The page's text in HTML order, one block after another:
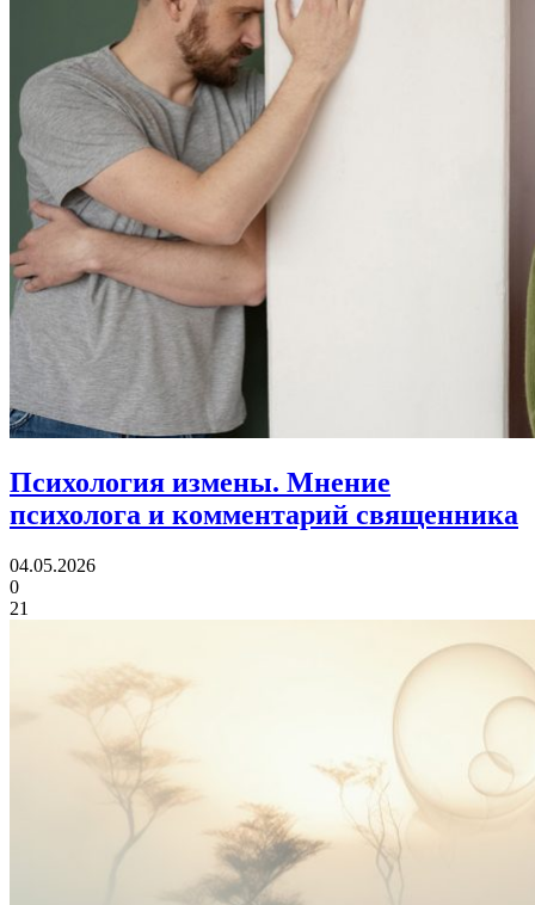
Психология измены. Мнение
психолога и комментарий священника
04.05.2026
0
21